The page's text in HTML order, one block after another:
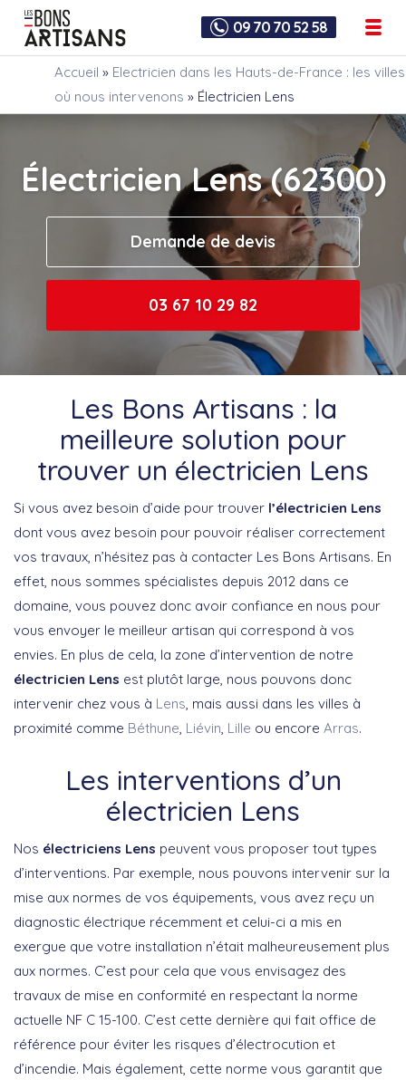
09 70 70 52 58
Accueil » Electricien dans les Hauts-de-France : les villes
où nous intervenons » Électricien Lens
Électricien Lens (62300)
Demande de devis
03 67 10 29 82
Les Bons Artisans : la
meilleure solution pour
trouver un électricien Lens
Si vous avez besoin d’aide pour trouver l’électricien Lens
dont vous avez besoin pour pouvoir réaliser correctement
vos travaux, n’hésitez pas à contacter Les Bons Artisans. En
effet, nous sommes spécialistes depuis 2012 dans ce
domaine, vous pouvez donc avoir confiance en nous pour
vous envoyer le meilleur artisan qui correspond à vos
envies. En plus de cela, la zone d’intervention de notre
électricien Lens est plutôt large, nous pouvons donc
intervenir chez vous à Lens , mais aussi dans les villes à
proximité comme Béthune Liévin Lille ou encore Arras.
Les interventions d’un
électricien Lens
Nos électriciens Lens peuvent vous proposer tout types
d’interventions. Par exemple, nous pouvons intervenir sur la
mise aux normes de vos équipements, vous avez reçu un
diagnostic électrique récemment et celui-ci a mis en
exergue que votre installation n’était malheureusement plus
aux normes. C’est pour cela que vous envisagez des
travaux de mise en conformité en respectant la norme
actuelle NF C 15-100. C’est cette dernière qui fait office de
référence pour éviter les risques d’électrocution et
d’incendie. Mais également, cette norme vous garantit que